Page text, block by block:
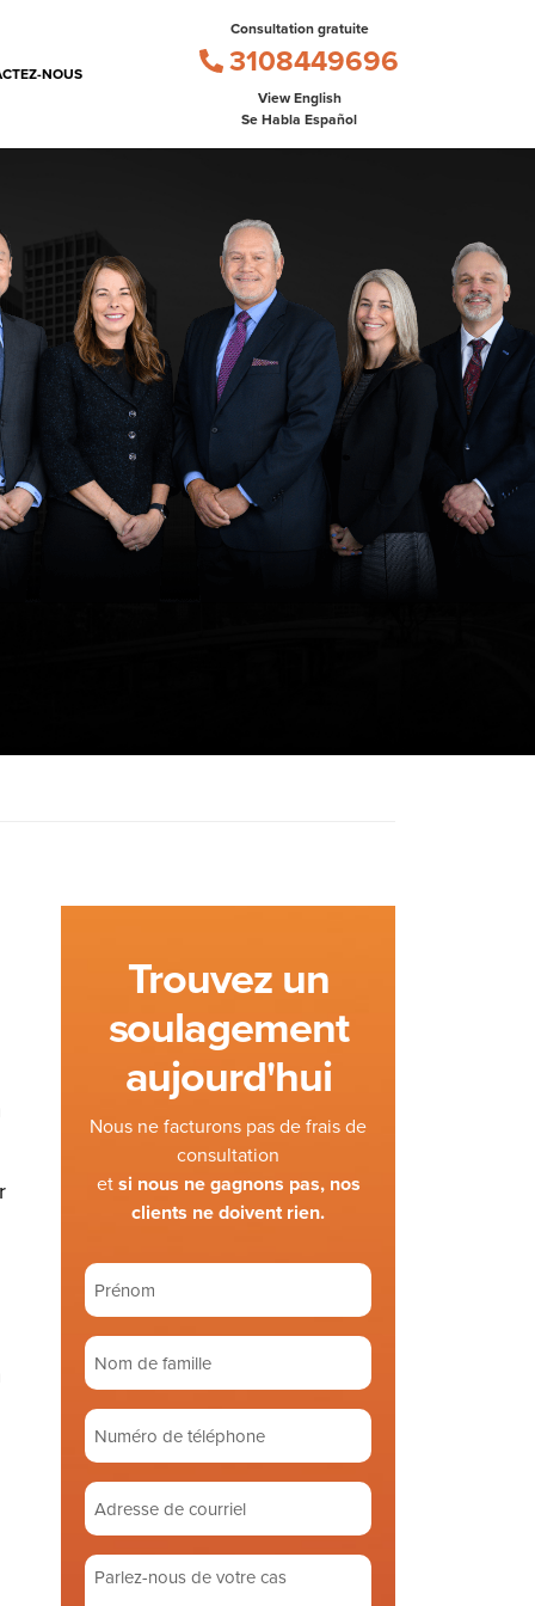
NOUS
Consultation gratuite
3108449696
View English
Se Habla Español
Trouvez un
soulagement
aujourd'hui
Nous ne facturons pas de frais de
consultation
etsi nous ne gagnons pas, nos
clients ne doivent rien.
Prénom
(Required)
Nom
de
famille
(Required)
Numéro
de
téléphone
Adresse
de
courriel
(Required)
Parlez-